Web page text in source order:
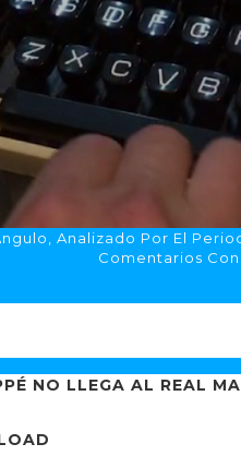
Analizado Por El
Comentarios
NO LLEGA AL REAL